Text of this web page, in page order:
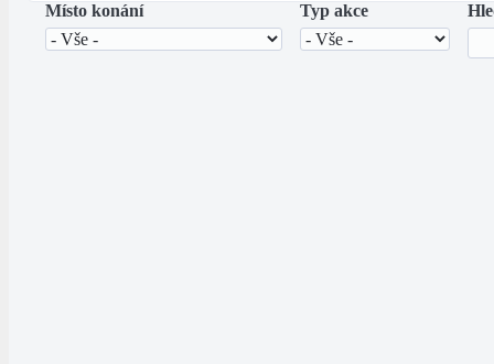
Místo konání Typ akce